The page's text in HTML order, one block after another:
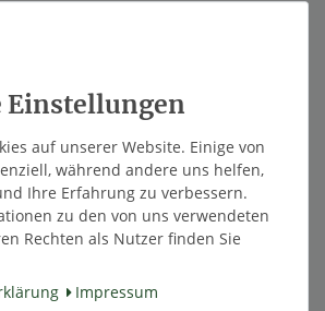
Versandkosten
auf unserer Website. Einige von
während andere uns helfen,
Ihre Erfahrung zu verbessern.
zu den von uns verwendeten
Rechten als Nutzer finden Sie
Impressum